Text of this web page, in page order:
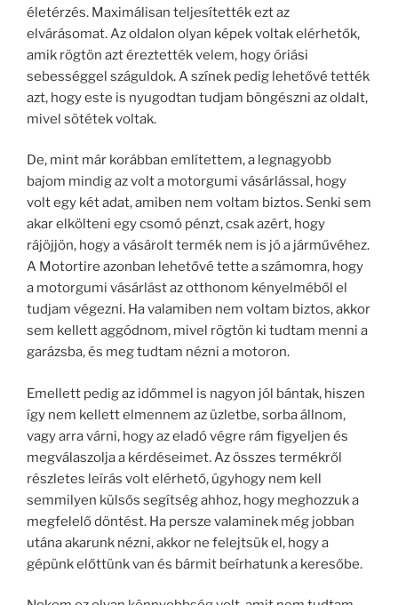
életérzés. Maximálisan teljesítették ezt az
elvárásomat. Az oldalon olyan képek voltak elérhetők,
amik rögtön azt éreztették velem, hogy óriási
sebességgel száguldok. A színek pedig lehetővé tették
azt, hogy este is nyugodtan tudjam böngészni az oldalt,
mivel sötétek voltak.
De, mint már korábban említettem, a legnagyobb
bajom mindig az volt a motorgumi vásárlással, hogy
volt egy két adat, amiben nem voltam biztos. Senki sem
akar elkölteni egy csomó pénzt, csak azért, hogy
rájöjjön, hogy a vásárolt termék nem is jó a járművéhez.
A Motortire azonban lehetővé tette a számomra, hogy
a motorgumi vásárlást az otthonom kényelméből el
tudjam végezni. Ha valamiben nem voltam biztos, akkor
sem kellett aggódnom, mivel rögtön ki tudtam menni a
garázsba, és meg tudtam nézni a motoron.
Emellett pedig az időmmel is nagyon jól bántak, hiszen
így nem kellett elmennem az üzletbe, sorba állnom,
vagy arra várni, hogy az eladó végre rám figyeljen és
megválaszolja a kérdéseimet. Az összes termékről
részletes leírás volt elérhető, úgyhogy nem kell
semmilyen külsős segítség ahhoz, hogy meghozzuk a
megfelelő döntést. Ha persze valaminek még jobban
utána akarunk nézni, akkor ne felejtsük el, hogy a
gépünk előttünk van és bármit beírhatunk a keresőbe.